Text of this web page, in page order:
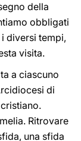
della
obbligati
diversi tempi,
visita.
a ciascuno
di
Ritrovare
una sfida